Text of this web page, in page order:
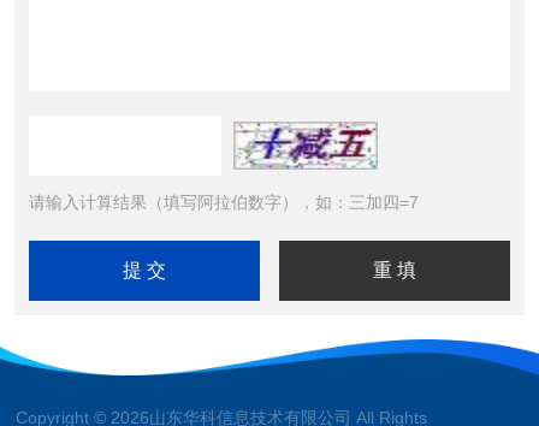
请输入计算结果（填写阿拉伯数字），如：三加四=7
Copyright © 2026山东华科信息技术有限公司 All Rights